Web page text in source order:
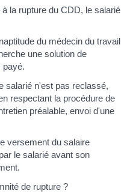
la rupture du CDD, le salarié
du médecin du travail
une solution de
payé.
salarié n'est pas reclassé,
respectant la procédure de
préalable, envoi d'une
versement du salaire
le salarié avant son
de rupture ?